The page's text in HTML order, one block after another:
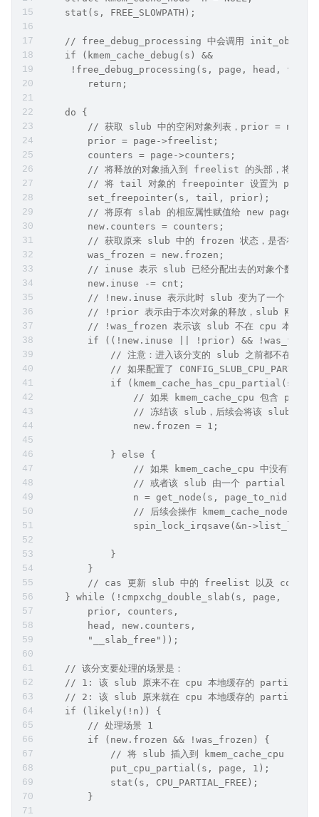
    stat(s, FREE_SLOWPATH);
// free_debug_processing 中会调用 init_object，清
    if (kmem_cache_debug(s) &&
!free_debug_processing(s, page, head, tail,
        return;
    do {
// 获取 slub 中的空闲对象列表，prior = null
        prior = page->freelist;
        counters = page->counters;
// 将释放的对象插入到 freelist 的头部，将对象
        // 将 tail 对象的 freepointer 设置为 prior
        set_freepointer(s, tail, prior);
        // 将原有 slab 的相应属性赋值给 new page
        new.counters = counters;
// 获取原来 slub 中的 frozen 状态，是否在
        was_frozen = new.frozen;
// inuse 表示 slub 已经分配出去的对象个数，这
        new.inuse -= cnt;
// !new.inuse 表示此时 slub 变为了一个 empty
// !prior 表示由于本次对象的释放，slub 刚刚从
// !was_frozen 表示该 slub 不在 cpu 本地缓
if ((!new.inuse || !prior) &&
// 注意：进入该分支的 slub 之前都不在 cpu
// 如果配置了 CONFIG_SLUB_CPU_PARTIAL
if (kmem_cache_has_cpu_partial(s) &&
// 如果 kmem_cache_cpu 包含
// 冻结该 slub，后续会将该 slub 插
                new.frozen = 1;
            } else {
// 如果 kmem_cache_cpu 中没有配置
// 或者该 slub 由一个 partial slub
n = get_node(s,
// 后续会操作 kmem_cache_node 中的
spin_lock_irqsave(&n->list_lock,
            }
        }
// cas 更新 slub 中的 freelist 以及
    } while (!cmpxchg_double_slab(s, page,
        prior, counters,
        head, new.counters,
        "__slab_free"));
    // 该分支要处理的场景是：
// 1: 该 slub 原来不在 cpu 本地缓存的 partial
// 2: 该 slub 原来就在 cpu 本地缓存的 partial 列
    if (likely(!n)) {
        // 处理场景 1
        if (new.frozen && !was_frozen) {
// 将 slub 插入到 kmem_cache_cpu 中的
            put_cpu_partial(s, page, 1);
            stat(s, CPU_PARTIAL_FREE);
        }